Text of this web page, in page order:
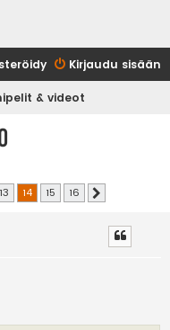
Kirjaudu sisään
& videot
13 14 15 16